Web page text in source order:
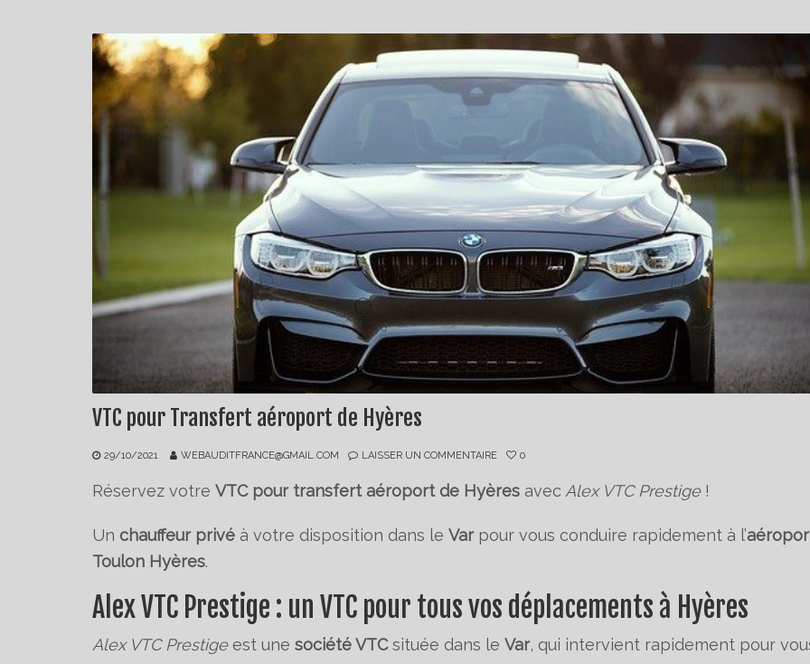
VTC pour Transfert aéroport de Hyères
29/10/2021 WEBAUDITFRANCE@GMAIL.COM LAISSER UN COMMENTAIRE 0
Réservez votre VTC pour transfert aéroport de Hyères avec Alex VTC Prestige!
Un chauffeur privé à votre disposition dans le Var pour vous conduire rapidement à l’
Toulon Hyères.
Alex VTC Prestige : un VTC pour tous vos déplacements à Hyères
Alex VTC Prestige est une société VTCsituée dans le Var, qui intervient rapidement pour